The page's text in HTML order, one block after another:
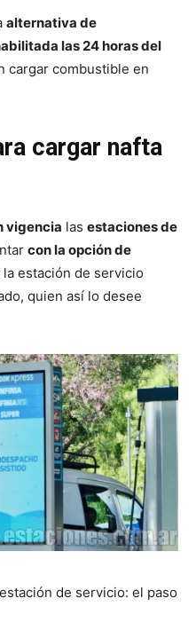
alternativa de
las 24 horas del
cargar combustible en
cargar nafta
vigencia las estaciones de
con la opción de
la estación de servicio
quien así lo desee
de servicio: el paso